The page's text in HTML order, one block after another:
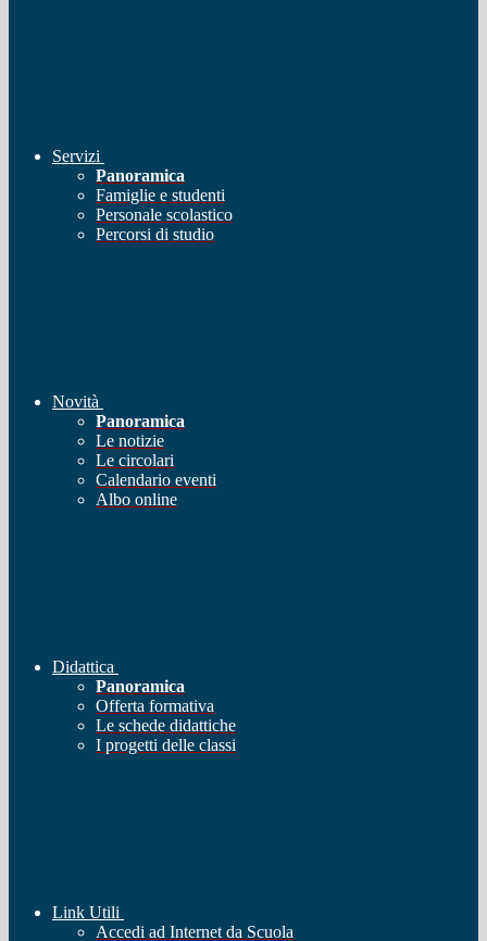
Servizi
Panoramica
Famiglie e studenti
Personale scolastico
Percorsi di studio
Novità
Panoramica
Le notizie
Le circolari
Calendario eventi
Albo online
Didattica
Panoramica
Offerta formativa
Le schede didattiche
I progetti delle classi
Link Utili
Accedi ad Internet da Scuola